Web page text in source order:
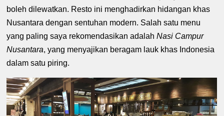
boleh dilewatkan. Resto ini menghadirkan hidangan khas
Nusantara dengan sentuhan modern. Salah satu menu
yang paling saya rekomendasikan adalahNasi Campur
Nusantara, yang menyajikan beragam lauk khas Indonesia
dalam satu piring.